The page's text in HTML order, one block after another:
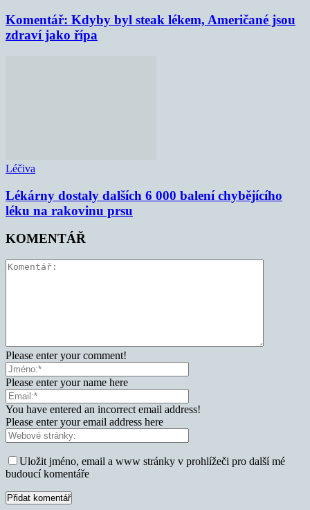
Komentář: Kdyby byl steak lékem, Američané jsou
zdraví jako řípa
Léčiva
Lékárny dostaly dalších 6 000 balení chybějícího
léku na rakovinu prsu
KOMENTÁŘ
Please enter your comment!
Please enter your name here
You have entered an incorrect email address!
Please enter your email address here
Uložit jméno, email a www stránky v prohlížeči pro další mé
budoucí komentáře